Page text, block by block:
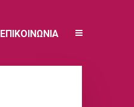
ΕΠΙΚΟΙΝΩΝΙΑ